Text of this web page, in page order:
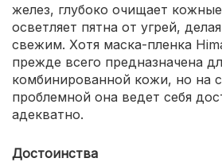
желез, глубоко очищает
осветляет пятна от угрей,
свежим. Хотя маска-пленка
прежде всего предназначена
комбинированной кожи, но на
проблемной она ведет себя
адекватно.
Достоинства